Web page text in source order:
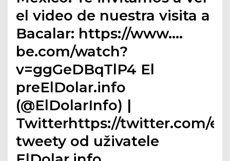
el video de nuestra visita a
Bacalar: https://www.…
be.com/watch?
v=ggGeDBqTlP4 El
preElDolar.info
(@ElDolarInfo) |
Twitterhttps://twitter.com/
tweety od uživatele